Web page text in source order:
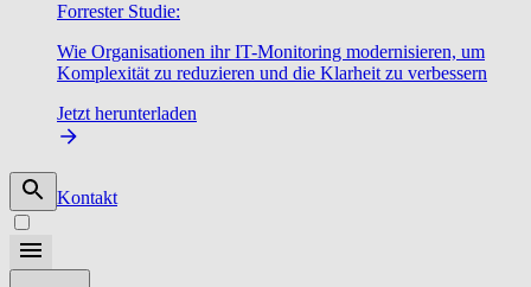
Forrester Studie:
Wie Organisationen ihr IT-Monitoring modernisieren, um
Komplexität zu reduzieren und die Klarheit zu verbessern
Jetzt herunterladen
Kontakt